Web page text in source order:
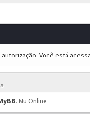
Você está
. Mu Online